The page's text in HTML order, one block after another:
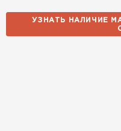
УЗНАТЬ НАЛИЧИЕ